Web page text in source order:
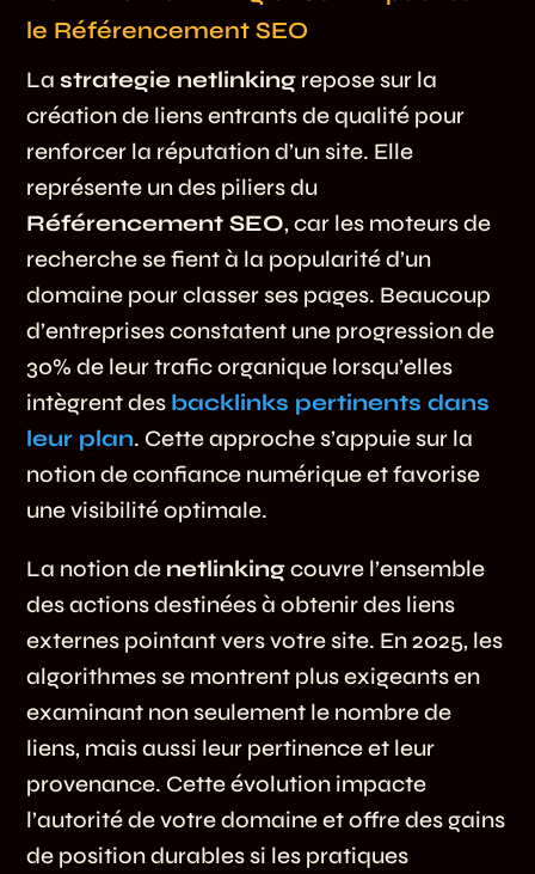
le Référencement SEO
Lastrategie netlinking repose sur la
création de liens entrants de qualité pour
renforcer la réputation d’un site. Elle
représente un des piliers du
Référencement SEO, car les moteurs de
recherche se fient à la popularité d’un
domaine pour classer ses pages. Beaucoup
d’entreprises constatent une progression de
30% de leur trafic organique lorsqu’elles
intègrent des backlinks pertinents dans
leur plan. Cette approche s’appuie sur la
notion de confiance numérique et favorise
une visibilité optimale.
La notion de netlinkingcouvre l’ensemble
des actions destinées à obtenir des liens
externes pointant vers votre site. En 2025, les
algorithmes se montrent plus exigeants en
examinant non seulement le nombre de
liens, mais aussi leur pertinence et leur
provenance. Cette évolution impacte
l’autorité de votre domaine et offre des gains
de position durables si les pratiques